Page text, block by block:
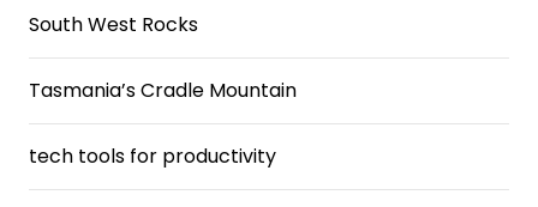
South West Rocks
Tasmania’s Cradle Mountain
tech tools for productivity